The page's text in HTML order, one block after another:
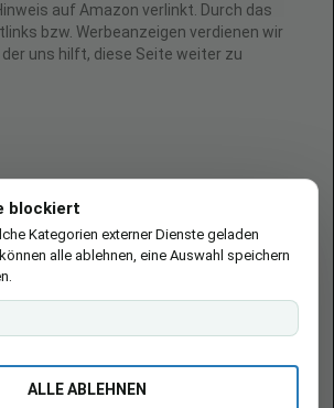
auf Amazon verlinkt. Durch das
bzw. Werbeanzeigen verdienen wir
uns hilft, diese Seite weiter zu
der Seitenbetreiber an qualifizierten
Verfügbarkeiten
Verfügbarkeiten angezeigt werden,
angegebenen Stand (Datum/Uhrzeit) und
Seite jederzeit ändern. Für den Kauf
die Angaben zu Preis und Verfügbarkeit, die
blockiert
Kategorien externer Dienste geladen
alle ablehnen, eine Auswahl speichern
ALLE ABLEHNEN